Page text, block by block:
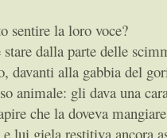
sentire la loro voce?
dalla parte delle
davanti alla gabbia del
animale: gli dava una
che la doveva
lui giela restitiva ancora